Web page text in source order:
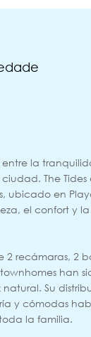
la
The Tides
ubicado en
el confort y
2 recámaras, 2
han
natural. Su
y cómodas
la familia.